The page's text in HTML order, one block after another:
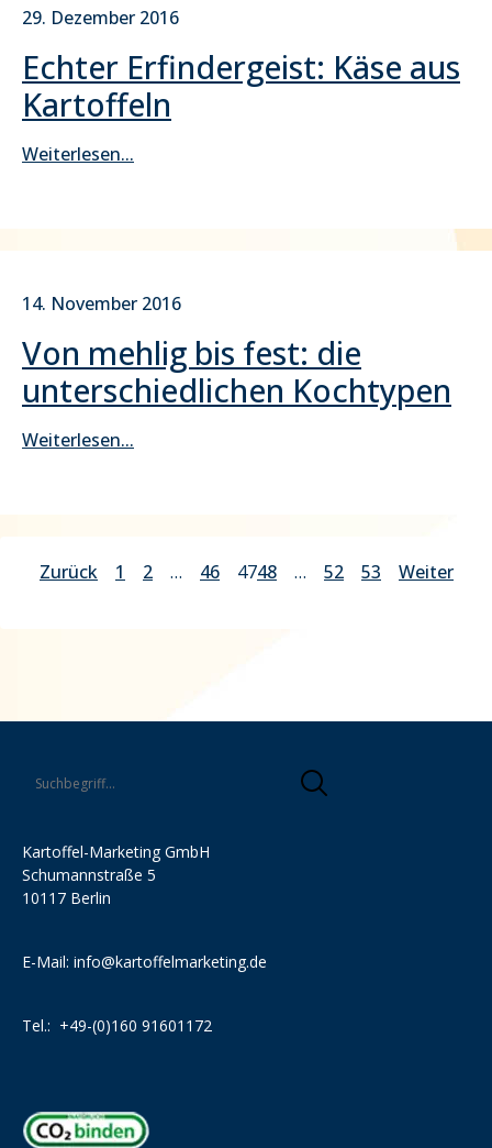
29. Dezember 2016
Echter Erfindergeist: Käse aus
Kartoffeln
Weiterlesen...
14. November 2016
Von mehlig bis fest: die
unterschiedlichen Kochtypen
Weiterlesen...
Zurück 1 2 … 46 4748 … 52 53 Weiter
Kartoffel-Marketing GmbH
Schumannstraße 5
10117 Berlin
E-Mail: info@kartoffelmarketing.de
Tel.: +49-(0)160 91601172